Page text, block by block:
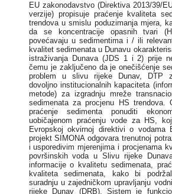
EU zakonodavstvo (Direktiva 2013/39/
verzije) propisuje praćenje kvaliteta
trendova u smislu poduzimanja mjera,
da se koncentracije opasnih tvari
povećavaju u sedimentima i / ili
kvalitet sedimenata u Dunavu
istraživanja Dunava (JDS 1 i 2) prije
čemu je zaključeno da je onečišćenje
problem u slivu rijeke Dunav, DTP
dovoljno institucionalnih kapaciteta
metode) za izgradnju mreže
sedimenata za procjenu HS trendova.
praćenje sedimenta ponuditi
uobičajenom praćenju vode za HS,
Evropskoj okvirnoj direktivi o vodama
projekt SIMONA odgovara trenutnoj
i usporedivim mjerenjima i procjenama
površinskih voda u Slivu rijeke
informacije o kvalitetu sedimenata,
kvaliteta sedimenata, kako bi
suradnju u zajedničkom upravljanju
rijeke Dunav (DRB). Sistem je